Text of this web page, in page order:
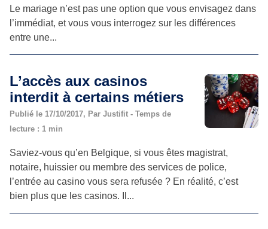
Le mariage n’est pas une option que vous envisagez dans
l’immédiat, et vous vous interrogez sur les différences
entre une...
L’accès aux casinos
interdit à certains métiers
Publié le 17/10/2017, Par Justifit - Temps de
lecture : 1 min
Saviez-vous qu’en Belgique, si vous êtes magistrat,
notaire, huissier ou membre des services de police,
l’entrée au casino vous sera refusée ? En réalité, c’est
bien plus que les casinos. Il...